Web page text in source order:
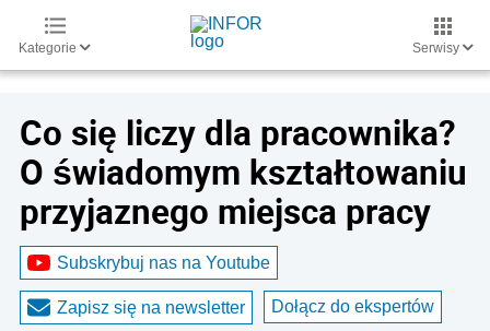
Kategorie Serwisy
Co się liczy dla pracownika?
O świadomym kształtowaniu
przyjaznego miejsca pracy
Subskrybuj nas na Youtube
Zapisz się na newsletter Dołącz do ekspertów